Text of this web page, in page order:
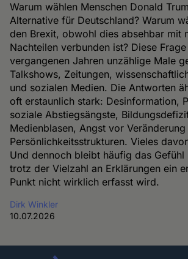
Warum wählen Menschen Donald
Alternative für Deutschland? Warum
den Brexit, obwohl dies absehbar mit
Nachteilen verbunden ist? Diese
vergangenen Jahren unzählige Male
Talkshows, Zeitungen,
und sozialen Medien. Die Antworten
oft erstaunlich stark: Desinformation,
soziale Abstiegsängste,
Medienblasen, Angst vor
Persönlichkeitsstrukturen. Vieles
Und dennoch bleibt häufig das Gefühl
trotz der Vielzahl an Erklärungen ein
Punkt nicht wirklich erfasst wird.
Dirk Winkler
10.07.2026